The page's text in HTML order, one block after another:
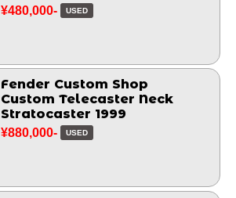
¥480,000- USED
Fender Custom Shop
Custom Telecaster Neck
Stratocaster 1999
¥880,000- USED